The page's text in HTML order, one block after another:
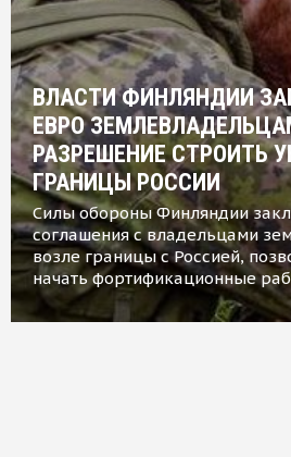
ВЛАСТИ ФИНЛЯНДИИ
ЕВРО
РАЗРЕШЕНИЕ СТРОИТЬ
ГРАНИЦЫ РОССИИ
Силы обороны Финляндии
соглашения с владельцами
возле границы с Россией,
начать фортификационные